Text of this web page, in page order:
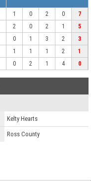
1 0 2 0
7
2 0 2 1
5
0 1 3 2
3
1 1 1 2
1
0 2 1 4 0
Kelty Hearts
Ross County